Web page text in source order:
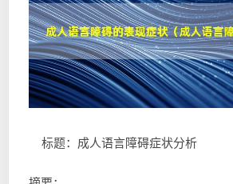
标题：成人语言障碍症状分析